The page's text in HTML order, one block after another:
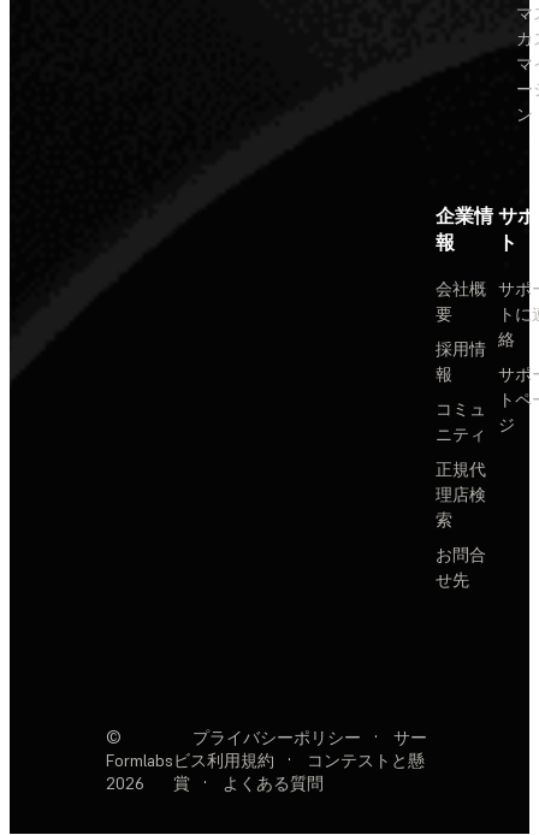
マ
カ
マ
ー
ン
企業情
報
会社概
要
採用情
報
コミュ
ニティ
正規代
理店検
索
お問合
せ先
サ
ト
サポ
トに
絡
サポ
トペ
ジ
©
Formlabs
2026
プライバシーポリシー ·
サー
ビス利用規約
·
コンテストと懸
賞
· よくある質問